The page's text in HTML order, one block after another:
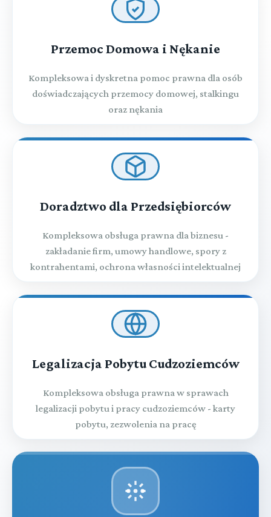
Przemoc Domowa i Nękanie
Kompleksowa i dyskretna pomoc prawna dla osób
doświadczających przemocy domowej, stalkingu
oraz nękania
Doradztwo dla Przedsiębiorców
Kompleksowa obsługa prawna dla biznesu -
zakładanie firm, umowy handlowe, spory z
kontrahentami, ochrona własności intelektualnej
Legalizacja Pobytu Cudzoziemców
Kompleksowa obsługa prawna w sprawach
legalizacji pobytu i pracy cudzoziemców - karty
pobytu, zezwolenia na pracę